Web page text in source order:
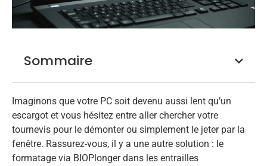
Sommaire
Imaginons que votre PC soit devenu aussi lent qu’un
escargot et vous hésitez entre aller chercher votre
tournevis pour le démonter ou simplement le jeter par la
fenêtre. Rassurez-vous, il y a une autre solution : le
formatage via BIOPlonger dans les entrailles